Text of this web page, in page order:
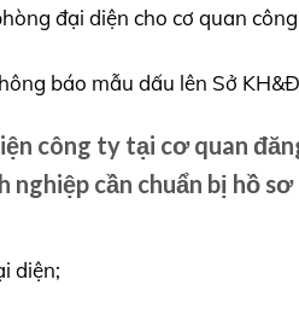
đại diện cho cơ quan
báo mẫu dấu lên Sở
công ty tại cơ quan
cần chuẩn bị hồ
diện;